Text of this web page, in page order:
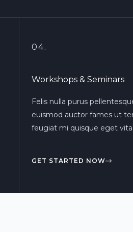
04.
Workshops & Seminars
Felis nulla purus
euismod auctor fames ut
feugiat mi quisque eget
GET STARTED NOW